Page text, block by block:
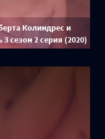
Колиндрес и
сезон 2 серия (2020)